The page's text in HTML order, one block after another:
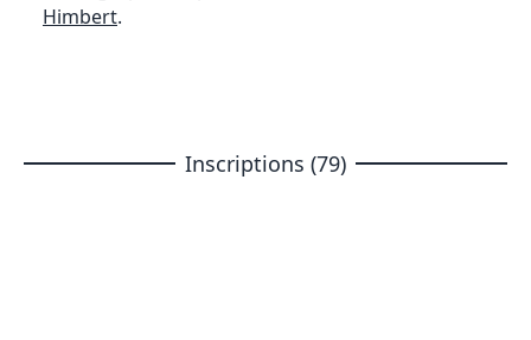
Himbert.
Inscriptions (79)